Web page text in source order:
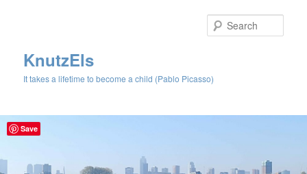
KnutzEls
It takes a lifetime to become a child (Pablo Picasso)
Save